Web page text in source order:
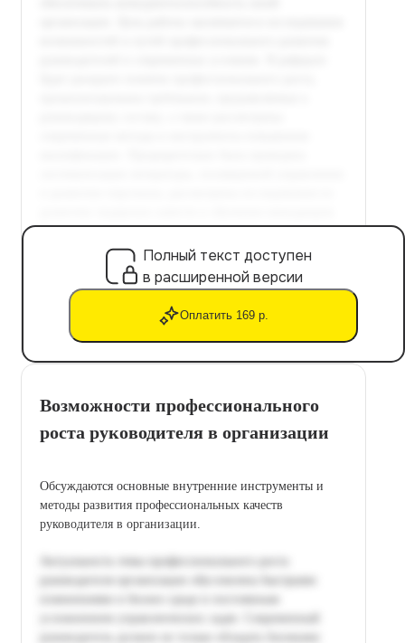
Полный текст доступен
в расширенной версии
Оплатить 169 р.
Возможности профессионального
роста руководителя в организации
Обсуждаются основные внутренние инструменты и
методы развития профессиональных качеств
руководителя в организации.